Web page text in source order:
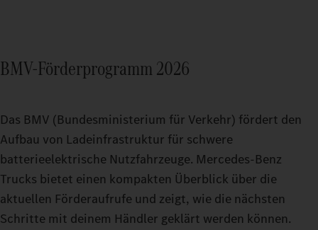
BMV-Förderprogramm 2026
Das BMV (Bundesministerium für Verkehr) fördert den
Aufbau von Ladeinfrastruktur für schwere
batterieelektrische Nutzfahrzeuge. Mercedes‑Benz
Trucks bietet einen kompakten Überblick über die
aktuellen Förderaufrufe und zeigt, wie die nächsten
Schritte mit deinem Händler geklärt werden können.